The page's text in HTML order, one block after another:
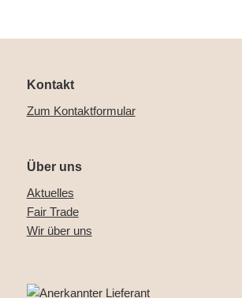
Kontakt
Zum Kontaktformular
Über uns
Aktuelles
Fair Trade
Wir über uns